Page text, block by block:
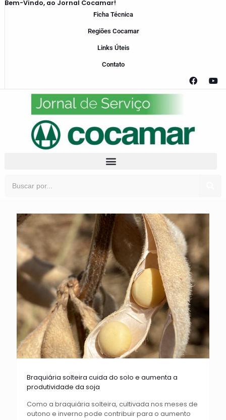
Bem-Vindo, ao Jornal Cocamar!
Ficha Técnica
Regiões Cocamar
Links Úteis
Contato
Braquiária solteira cuida do solo e aumenta a
produtividade da soja
Como a braquiária solteira, cultivada nos meses de
outono e inverno pode contribuir para o aumento